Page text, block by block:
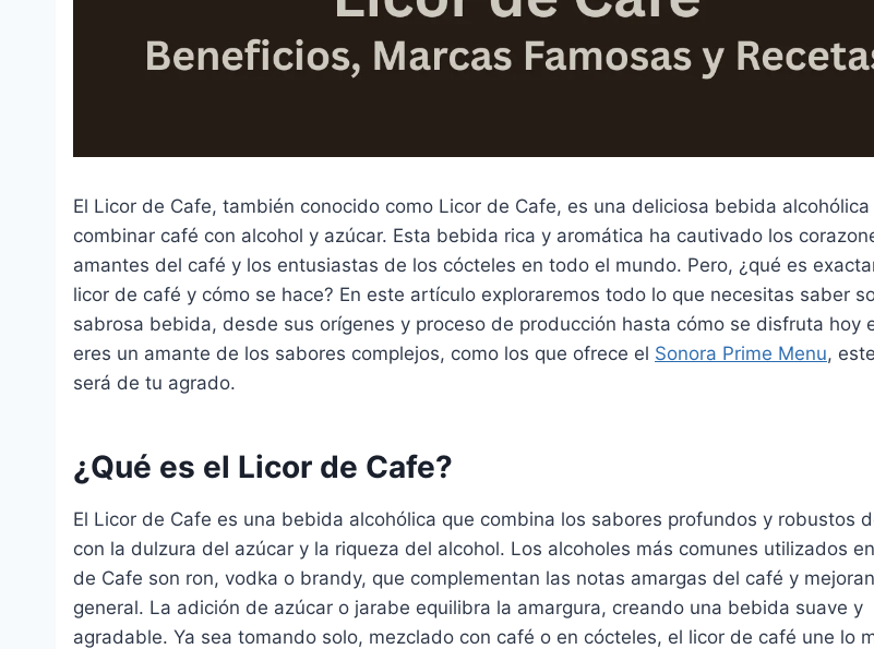
El Licor de Cafe, también conocido como Licor de Cafe, es una deliciosa bebida alcohólica
combinar café con alcohol y azúcar. Esta bebida rica y aromática ha cautivado los
amantes del café y los entusiastas de los cócteles en todo el mundo. Pero, ¿qué es
licor de café y cómo se hace? En este artículo exploraremos todo lo que necesitas saber
sabrosa bebida, desde sus orígenes y proceso de producción hasta cómo se disfruta hoy
eres un amante de los sabores complejos, como los que ofrece el Sonora Prime Menu,
será de tu agrado.
¿Qué es el Licor de Cafe?
El Licor de Cafe es una bebida alcohólica que combina los sabores profundos y robustos
con la dulzura del azúcar y la riqueza del alcohol. Los alcoholes más comunes utilizados
de Cafe son ron, vodka o brandy, que complementan las notas amargas del café y
general. La adición de azúcar o jarabe equilibra la amargura, creando una bebida suave y
agradable. Ya sea tomando solo, mezclado con café o en cócteles, el licor de café une lo